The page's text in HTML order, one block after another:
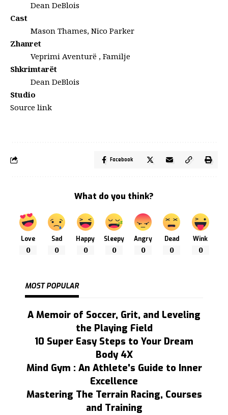
Dean DeBlois
Cast
Mason Thames, Nico Parker
Zhanret
Veprimi Aventurë , Familje
Shkrimtarët
Dean DeBlois
Studio
Source link
Facebook
What do you think?
Love
0
Sad
0
Happy
0
Sleepy
0
Angry
0
Dead
0
Wink
0
MOST POPULAR
A Memoir of Soccer, Grit, and Leveling
the Playing Field
10 Super Easy Steps to Your Dream
Body 4X
Mind Gym : An Athlete's Guide to Inner
Excellence
Mastering The Terrain Racing, Courses
and Training